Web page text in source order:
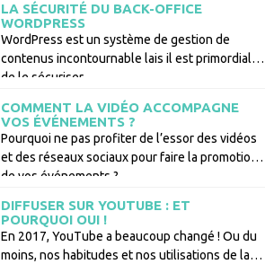
LA SÉCURITÉ DU BACK-OFFICE
WORDPRESS
WordPress est un système de gestion de
contenus incontournable lais il est primordial
de le sécuriser.
COMMENT LA VIDÉO ACCOMPAGNE
VOS ÉVÉNEMENTS ?
Pourquoi ne pas profiter de l’essor des vidéos
et des réseaux sociaux pour faire la promotion
de vos événements ?
DIFFUSER SUR YOUTUBE : ET
POURQUOI OUI !
En 2017, YouTube a beaucoup changé ! Ou du
moins, nos habitudes et nos utilisations de la